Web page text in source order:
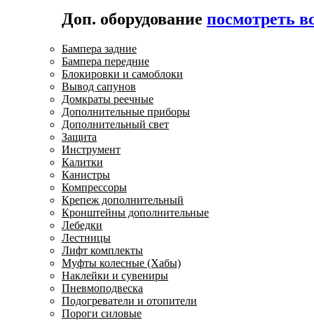
Доп. оборудование посмотреть
Бампера задние
Бампера передние
Блокировки и самоблоки
Вывод сапунов
Домкраты реечные
Дополнительные приборы
Дополнительный свет
Защита
Инструмент
Калитки
Канистры
Компрессоры
Крепеж дополнительный
Кронштейны дополнительные
Лебедки
Лестницы
Лифт комплекты
Муфты колесные (Хабы)
Наклейки и сувениры
Пневмоподвеска
Подогреватели и отопители
Пороги силовые